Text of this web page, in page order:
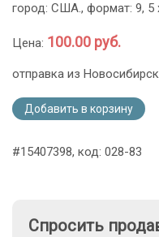
город: США., формат: 9, 5
Цена: 100.00 руб.
отправка из
Добавить в корзину
#15407398, код: 028-83
Спросить